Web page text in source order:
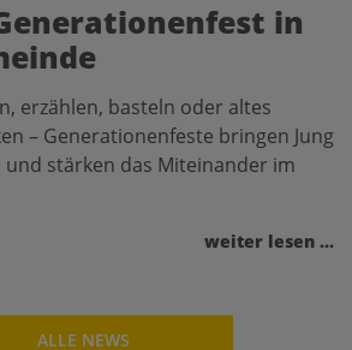
in
erzählen, basteln oder altes
– Generationenfeste bringen Jung
stärken das Miteinander im
weiter lesen ...
ALLE NEWS